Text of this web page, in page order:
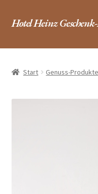
Zur
Zum
Hotel Heinz
Startseite / Shop
Hotel
FAQ
Start Genuss-Produkte